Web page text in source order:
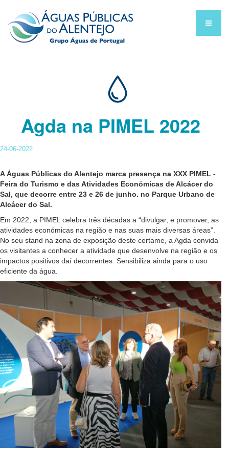
Agda na PIMEL 2022
24-06-2022
A Águas Públicas do Alentejo marca presença na XXX PIMEL -
Feira do Turismo e das Atividades Económicas de Alcácer do
Sal, que decorre entre 23 e 26 de junho. no Parque Urbano de
Alcácer do Sal.
Em 2022, a PIMEL celebra três décadas a “divulgar, e promover, as
atividades económicas na região e nas suas mais diversas áreas”.
No seu stand na zona de exposição deste certame, a Agda convida
os visitantes a conhecer a atividade que desenvolve na região e os
impactos positivos daí decorrentes. Sensibiliza ainda para o uso
eficiente da água.